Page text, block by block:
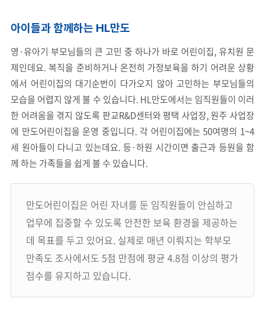
아이들과 함께하는 HL만도
영·유아기 부모님들의 큰 고민 중 하나가 바로 어린이집, 유치원 문
제인데요. 복직을 준비하거나 온전히 가정보육을 하기 어려운 상황
에서 어린이집의 대기순번이 다가오지 않아 고민하는 부모님들의
모습을 어렵지 않게 볼 수 있습니다. HL만도에서는 임직원들이 이러
한 어려움을 겪지 않도록 판교R&D센터와 평택 사업장, 원주 사업장
에 만도어린이집을 운영 중입니다. 각 어린이집에는 50여명의 1~4
세 원아들이 다니고 있는데요. 등·하원 시간이면 출근과 등원을 함
께 하는 가족들을 쉽게 볼 수 있습니다.
만도어린이집은 어린 자녀를 둔 임직원들이 안심하고
업무에 집중할 수 있도록 안전한 보육 환경을 제공하는
데 목표를 두고 있어요. 실제로 매년 이뤄지는 학부모
만족도 조사에서도 5점 만점에 평균 4.8점 이상의 평가
점수를 유지하고 있습니다.